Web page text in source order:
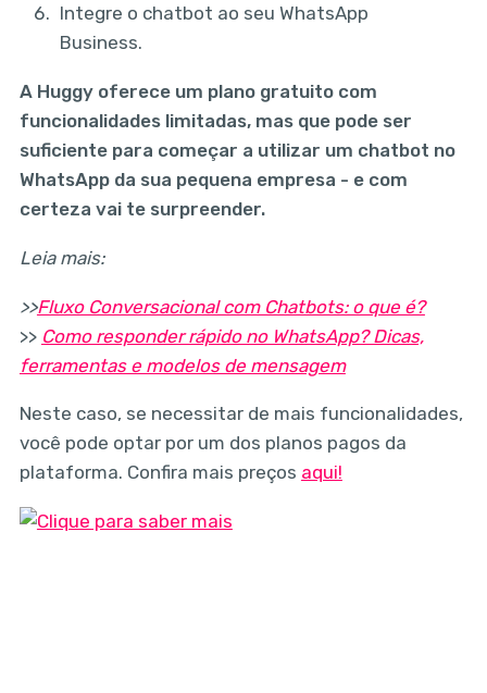
Integre o chatbot ao seu WhatsApp
Business.
A Huggy oferece um plano gratuito com
funcionalidades limitadas, mas que pode ser
suficiente para começar a utilizar um chatbot no
WhatsApp da sua pequena empresa - e com
certeza vai te surpreender.
Leia mais:
>>Fluxo Conversacional com Chatbots: o que é?
>> Como responder rápido no WhatsApp? Dicas,
ferramentas e modelos de mensagem
Neste caso, se necessitar de mais funcionalidades,
você pode optar por um dos planos pagos da
plataforma. Confira mais preços aqui!